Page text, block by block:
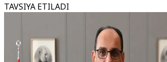
TAVSIYA ETILADI